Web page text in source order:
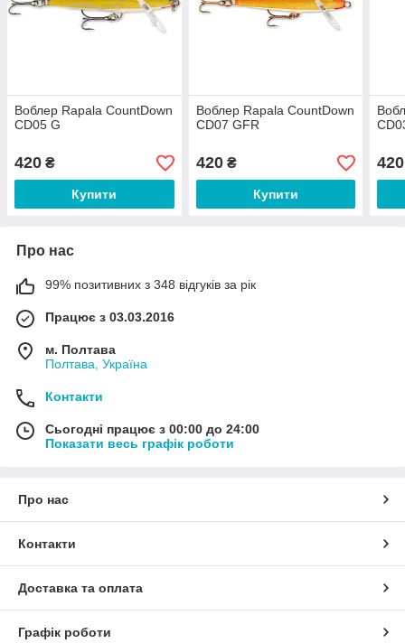
Воблер Rapala CountDown
CD05 G
420 ₴
Купити
Воблер Rapala CountDown
CD07 GFR
420₴
Купити
420
Про нас
99% позитивних з 348 відгуків за рік
Працює з 03.03.2016
м. Полтава
Полтава, Україна
Контакти
Сьогодні працює з 00:00 до 24:00
Показати весь графік роботи
Про нас
Контакти
Доставка та оплата
Графік роботи